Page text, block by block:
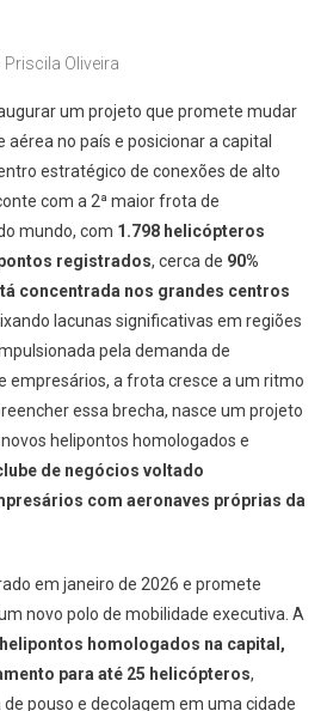
Priscila Oliveira
um projeto que promete mudar
no país e posicionar a capital
estratégico de conexões de alto
com a 2ª maior frota de
mundo, com 1.798 helicópteros
registrados, cerca de 90%
concentrada nos grandes centros
lacunas significativas em regiões
pela demanda de
empresários, a frota cresce a um ritmo
essa brecha, nasce um projeto
helipontos homologados e
de negócios voltado
com aeronaves próprias da
em janeiro de 2026 e promete
novo polo de mobilidade executiva. A
homologados na capital,
para até 25 helicópteros,
pouso e decolagem em uma cidade